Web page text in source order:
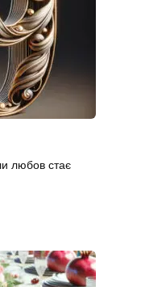
любов стає